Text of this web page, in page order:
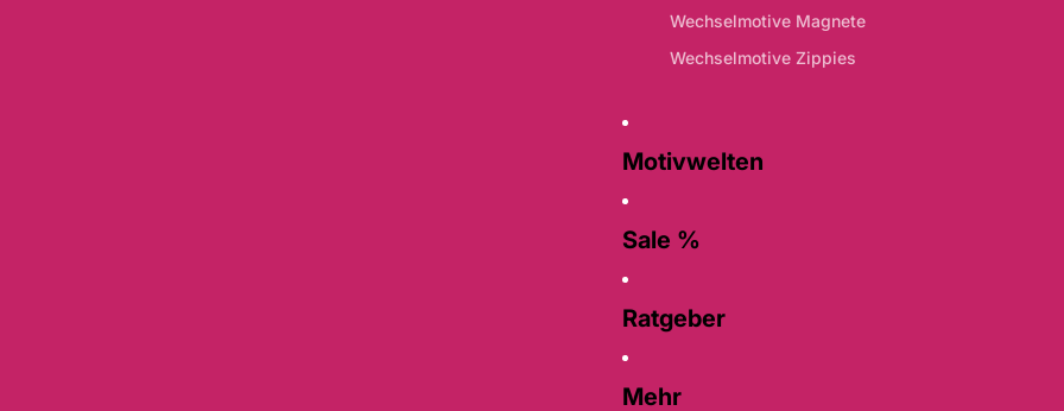
Wechselmotive Magnete
Wechselmotive Zippies
Motivwelten
Sale %
Ratgeber
Mehr